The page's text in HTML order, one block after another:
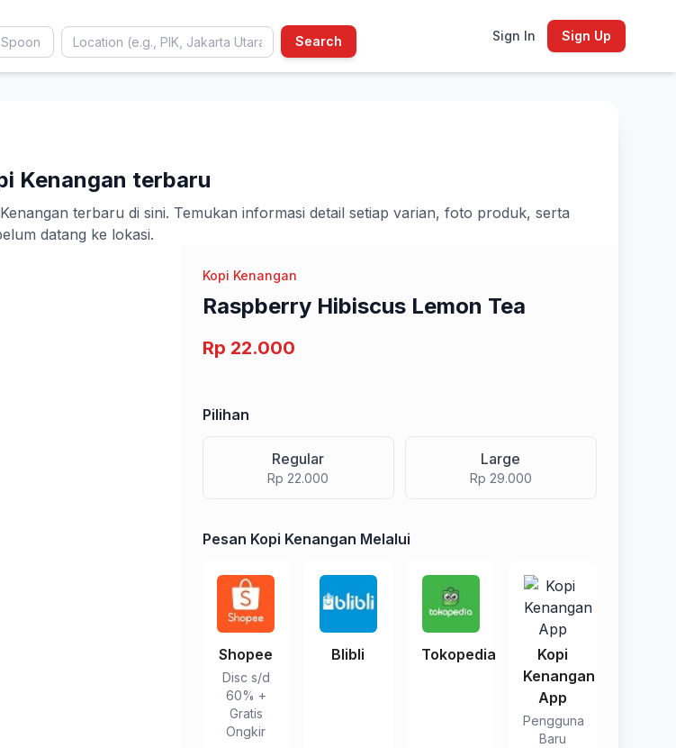
Search Sign In Sign Up
Kenangan terbaru
terbaru di sini. Temukan informasi detail setiap varian, foto produk, serta
datang ke lokasi.
Kopi Kenangan
Raspberry Hibiscus Lemon Tea
Rp 22.000
Pilihan
Regular
Rp 22.000
Large
Rp 29.000
Pesan Kopi Kenangan Melalui
Shopee
Disc s/d
60% +
Gratis
Ongkir
Blibli Tokopedia
Kopi
Kenangan
App
Pengguna
Baru